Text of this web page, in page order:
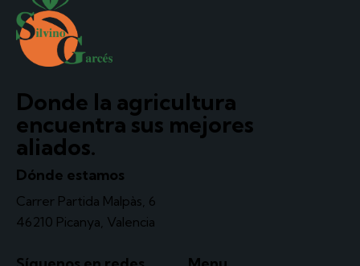
Donde la agricultura
encuentra sus mejores
aliados.
Dónde estamos
Carrer Partida Malpàs, 6
46210 Picanya, Valencia